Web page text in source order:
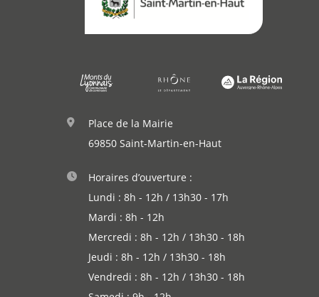
Place de la Mairie
69850 Saint-Martin-en-Haut
Horaires d’ouverture :
Lundi : 8h - 12h / 13h30 - 17h
Mardi : 8h - 12h
Mercredi : 8h - 12h / 13h30 - 18h
Jeudi : 8h - 12h / 13h30 - 18h
Vendredi : 8h - 12h / 13h30 - 18h